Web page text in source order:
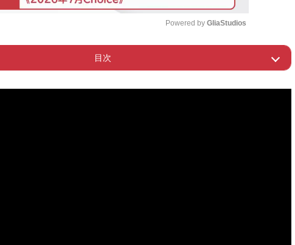
t
Powered by GliaStudios
目次
ー 問われる現場の厳重な対策